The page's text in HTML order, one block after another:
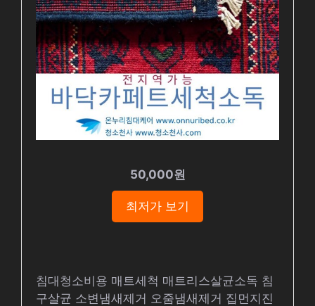
50,000원
최저가 보기
침대청소비용 매트세척 매트리스살균소독 침
구살균 소변냄새제거 오줌냄새제거 집먼지진